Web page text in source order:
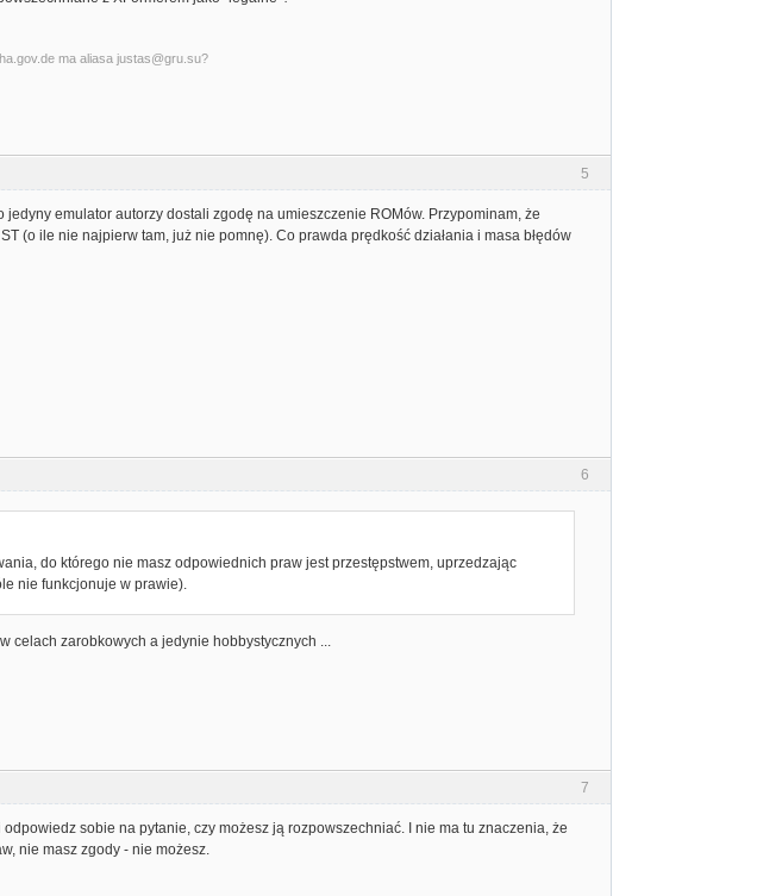
ma aliasa justas@gru.su?
5
emulator autorzy dostali zgodę na umieszczenie ROMów. Przypominam, że
(o ile nie najpierw tam, już nie pomnę). Co prawda prędkość działania i masa błędów
6
do którego nie masz odpowiednich praw jest przestępstwem, uprzedzając
nie funkcjonuje w prawie).
celach zarobkowych a jedynie hobbystycznych ...
7
sobie na pytanie, czy możesz ją rozpowszechniać. I nie ma tu znaczenia, że
nie masz zgody - nie możesz.